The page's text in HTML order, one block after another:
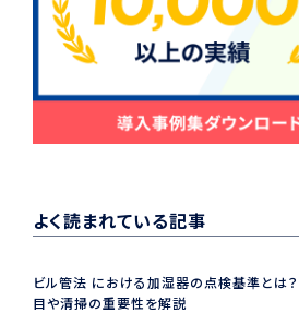
よく読まれている記事
ビル管法 における加湿器の点検基準とは
目や清掃の重要性を解説